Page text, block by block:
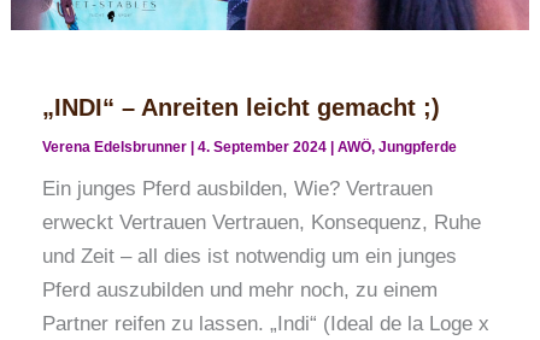
„INDI“ – Anreiten leicht gemacht ;)
Verena Edelsbrunner | 4. September 2024 | AWÖ, Jungpferde
Ein junges Pferd ausbilden, Wie? Vertrauen
erweckt Vertrauen Vertrauen, Konsequenz, Ruhe
und Zeit – all dies ist notwendig um ein junges
Pferd auszubilden und mehr noch, zu einem
Partner reifen zu lassen. „Indi“ (Ideal de la Loge x